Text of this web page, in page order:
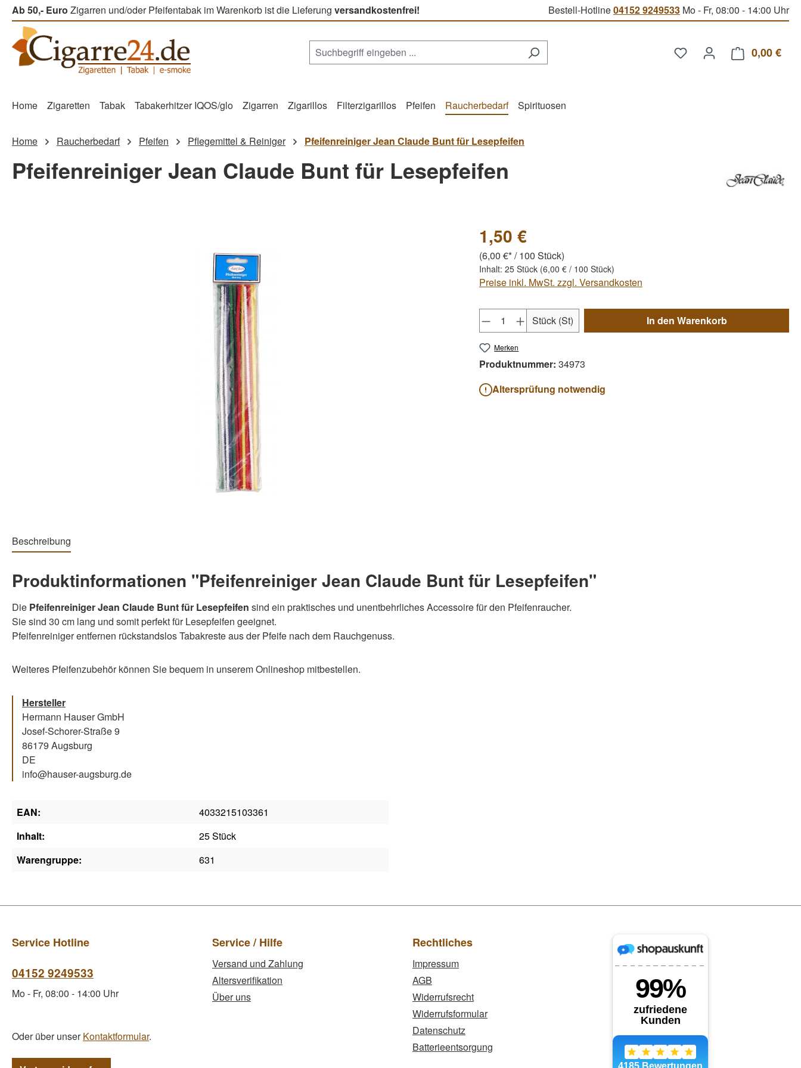
Hauptinhalt springen
Zur Suche springen
Zur Hauptnavigation springen
Ab 50,- Euro Zigarren und/oder Pfeifentabak im Warenkorb ist die Lieferung versandkostenfrei! Bestell-Hotline04152 9249533 Mo - Fr, 08:00 - 14:00 Uhr
Du hast 0 Produkte auf
0,00 €
Home Zigaretten Tabak Tabakerhitzer IQOS/glo Zigarren Zigarillos Filterzigarillos Pfeifen Raucherbedarf Spirituosen
Home Raucherbedarf Pfeifen Pflegemittel & Reiniger Pfeifenreiniger Jean Claude Bunt für Lesepfeifen
Pfeifenreiniger Jean Claude Bunt für Lesepfeifen
1,50 €
(6,00 €* / 100 Stück)
Inhalt: 25 Stück (6,00 € / 100 Stück)
Preise inkl. MwSt. zzgl. Versandkosten
Produkt Anzahl: Gib den gewünschten Wert ein
Stück (St) In den Warenkorb
Merken
Produktnummer: 34973
Altersprüfung notwendig
Beschreibung
Produktinformationen "Pfeifenreiniger Jean Claude Bunt für Lesepfeifen"
Die Pfeifenreiniger Jean Claude Bunt für Lesepfeifen sind ein praktisches und unentbehrliches Accessoire für den Pfeifenraucher.
Sie sind 30 cm lang und somit perfekt für Lesepfeifen geeignet.
Pfeifenreiniger entfernen rückstandslos Tabakreste aus der Pfeife nach dem Rauchgenuss.
Weiteres Pfeifenzubehör können Sie bequem in unserem Onlineshop mitbestellen.
Hersteller
Hermann Hauser GmbH
Josef-Schorer-Straße 9
86179 Augsburg
DE
info@hauser-augsburg.de
EAN:
4033215103361
Inhalt:
25 Stück
Warengruppe:
631
Service Hotline
04152 9249533
Mo - Fr, 08:00 - 14:00 Uhr
Oder über unserKontaktformular.
Service / Hilfe
Versand und Zahlung
Altersverifikation
Über uns
Rechtliches
Impressum
AGB
Widerrufsrecht
Widerrufsformular
Datenschutz
Batterieentsorgung